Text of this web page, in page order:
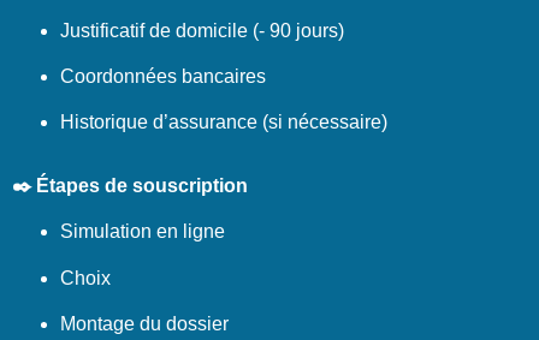
Justificatif de domicile (- 90 jours)
Coordonnées bancaires
Historique d’assurance (si nécessaire)
✒️ Étapes de souscription
Simulation en ligne
Choix
Montage du dossier